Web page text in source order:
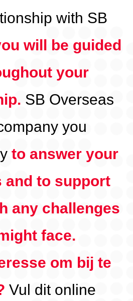
with SB
will be guided
your
SB Overseas
you
to answer your
and to support
any challenges
face.
om bij te
Vul dit online